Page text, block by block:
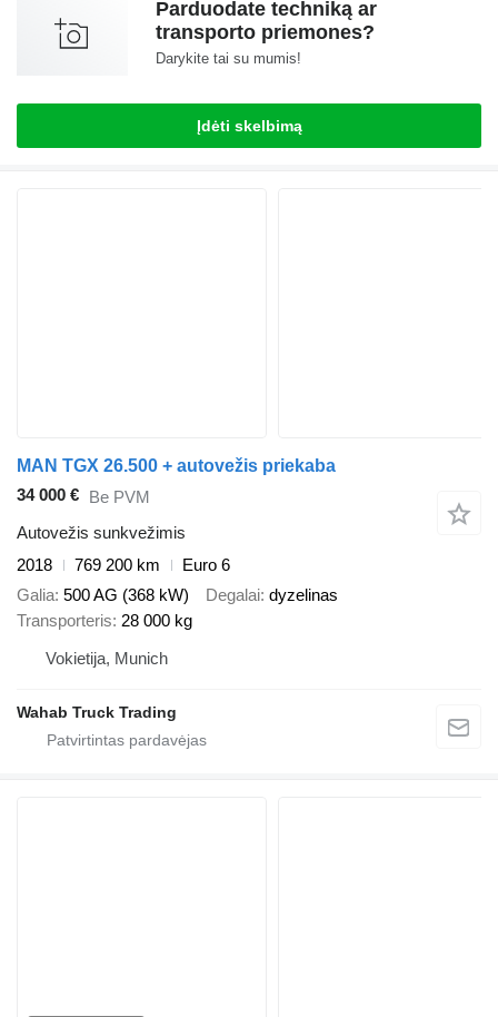
Parduodate techniką ar
transporto priemones?
Darykite tai su mumis!
Įdėti skelbimą
MAN TGX 26.500 + autovežis priekaba
34 000 € Be PVM
Autovežis sunkvežimis
2018
769 200 km
Euro 6
Galia 500 AG (368 kW) Degalai dyzelinas
Transporteris 28 000 kg
Vokietija, Munich
Wahab Truck Trading